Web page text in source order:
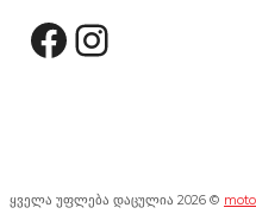
Facebook
ყველა უფლება დაცულია 2026 ©